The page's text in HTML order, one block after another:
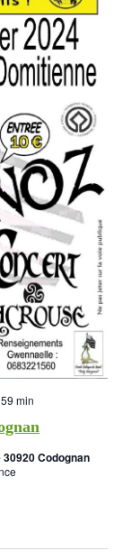
min
Codognan